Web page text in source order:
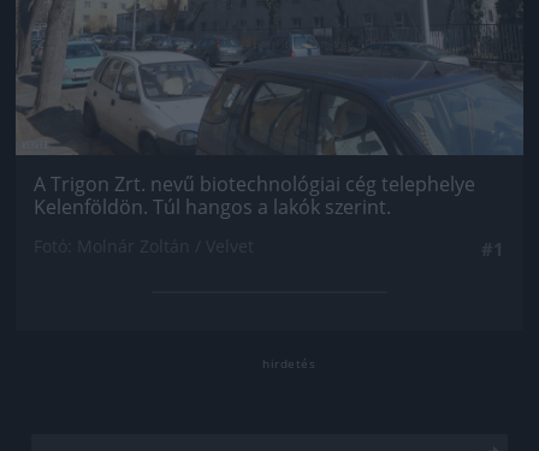
A Trigon Zrt. nevű biotechnológiai cég telephelye
Kelenföldön. Túl hangos a lakók szerint.